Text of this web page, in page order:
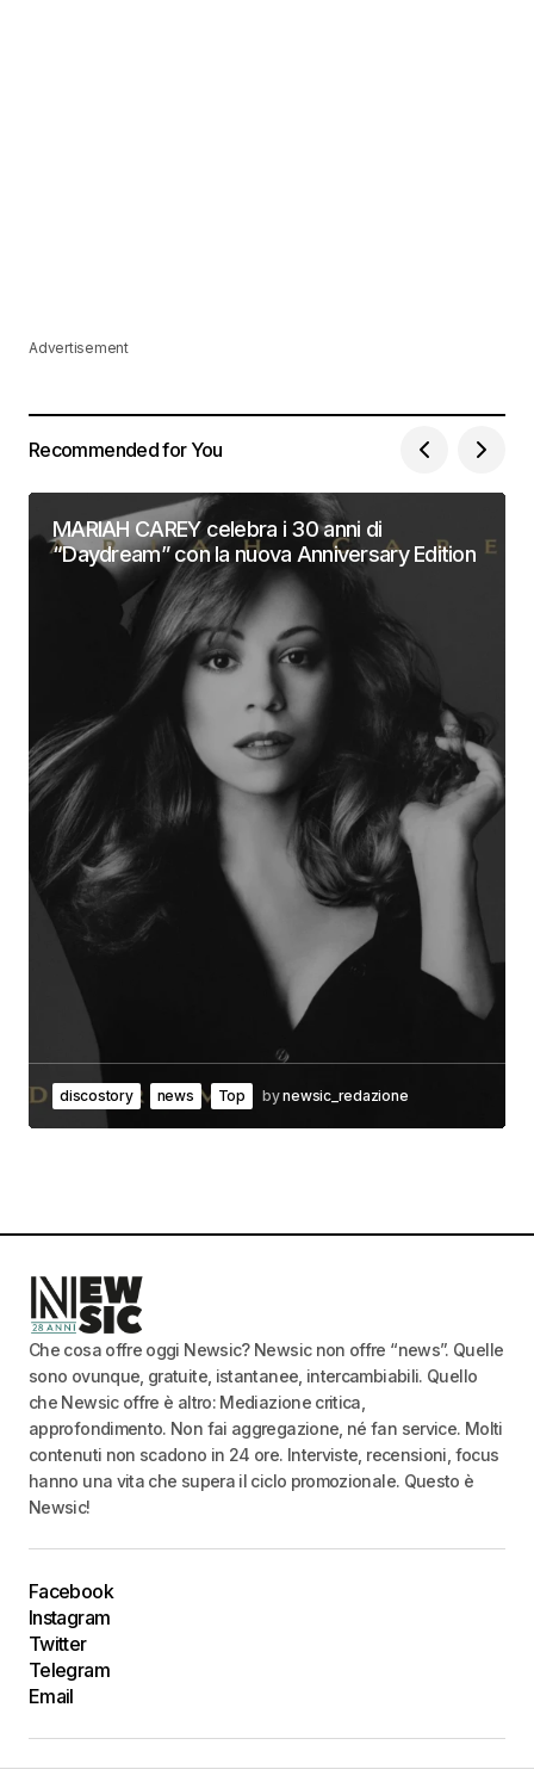
Advertisement
Recommended for You
MARIAH CAREY celebra i 30 anni di
“Daydream” con la nuova Anniversary Edition
discostory news Top bynewsic_redazione
Che cosa offre oggi Newsic? Newsic non offre “news”. Quelle
sono ovunque, gratuite, istantanee, intercambiabili. Quello
che Newsic offre è altro: Mediazione critica,
approfondimento. Non fai aggregazione, né fan service. Molti
contenuti non scadono in 24 ore. Interviste, recensioni, focus
hanno una vita che supera il ciclo promozionale. Questo è
Newsic!
Facebook
Instagram
Twitter
Telegram
Email